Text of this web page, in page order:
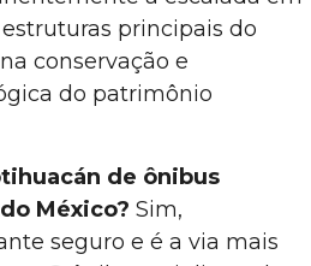
principais do
conservação e
do patrimônio
de ônibus
México? Sim,
seguro e é a via mais